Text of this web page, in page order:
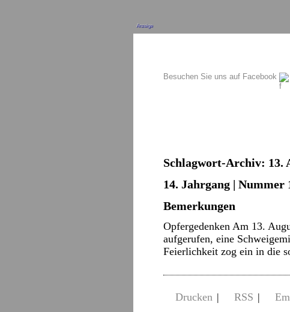
Anzeige
Besuchen Sie uns auf Facebook
Schlagwort-Archiv: 13.
14. Jahrgang | Nummer
Bemerkungen
Opfergedenken Am 13.
aufgerufen, eine
Feierlichkeit zog ein in die
Drucken | RSS |